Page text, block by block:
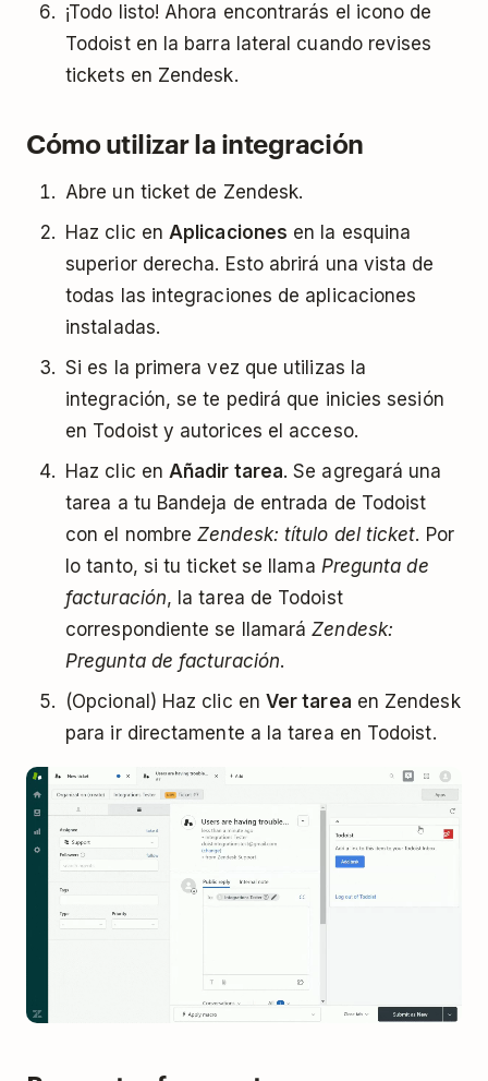
¡Todo listo! Ahora encontrarás el icono de
Todoist en la barra lateral cuando revises
tickets en Zendesk.
Cómo utilizar la integración
Abre un ticket de Zendesk.
Haz clic enAplicaciones en la esquina
superior derecha. Esto abrirá una vista de
todas las integraciones de aplicaciones
instaladas.
Si es la primera vez que utilizas la
integración, se te pedirá que inicies sesión
en Todoist y autorices el acceso.
Haz clic enAñadir tarea. Se agregará una
tarea a tu Bandeja de entrada de Todoist
con el nombreZendesk: título del ticket. Por
lo tanto, si tu ticket se llama Pregunta de
facturación, la tarea de Todoist
correspondiente se llamaráZendesk:
Pregunta de facturación.
(Opcional) Haz clic en Ver tarea en Zendesk
para ir directamente a la tarea en Todoist.